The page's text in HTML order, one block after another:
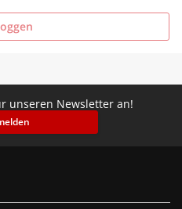
unseren Newsletter an!